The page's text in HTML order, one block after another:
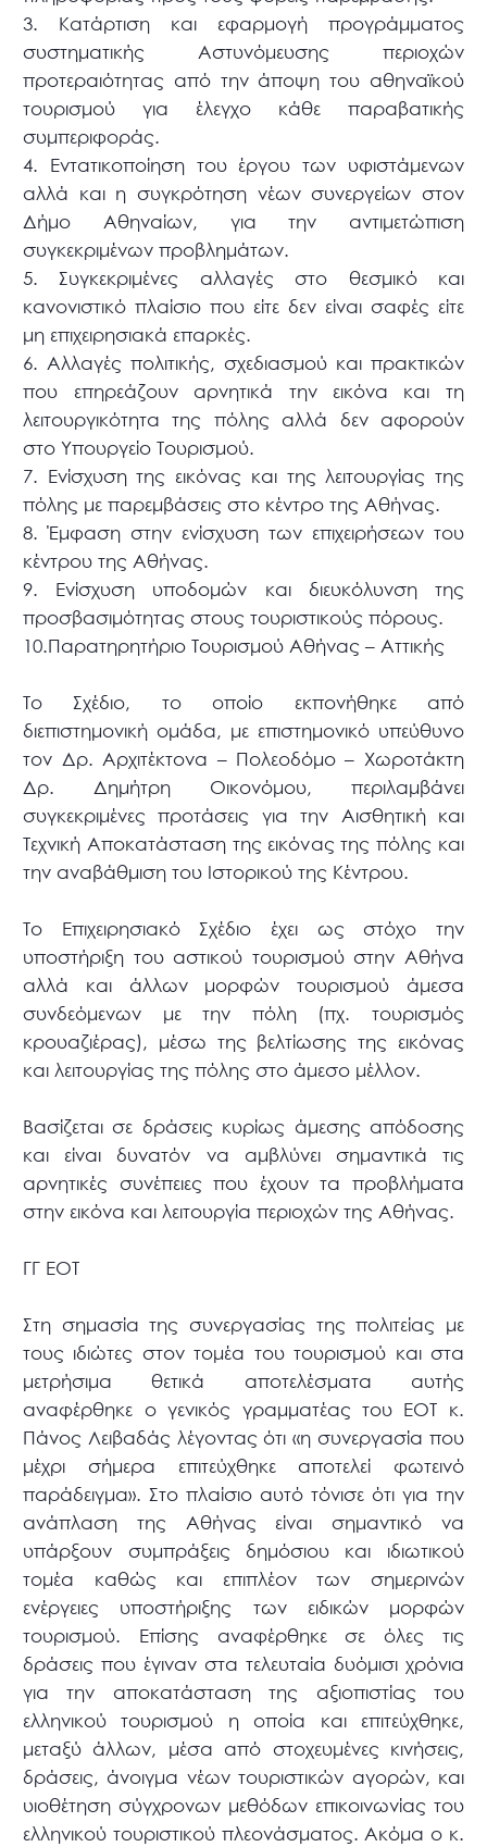
3. Κατάρτιση και εφαρμογή προγράμματος
συστηματικής Αστυνόμευσης περιοχών
προτεραιότητας από την άποψη του αθηναϊκού
τουρισμού για έλεγχο κάθε παραβατικής
συμπεριφοράς.
4. Εντατικοποίηση του έργου των υφιστάμενων
αλλά και η συγκρότηση νέων συνεργείων στον
Δήμο Αθηναίων, για την αντιμετώπιση
συγκεκριμένων προβλημάτων.
5. Συγκεκριμένες αλλαγές στο θεσμικό και
κανονιστικό πλαίσιο που είτε δεν είναι σαφές είτε
μη επιχειρησιακά επαρκές.
6. Αλλαγές πολιτικής, σχεδιασμού και πρακτικών
που επηρεάζουν αρνητικά την εικόνα και τη
λειτουργικότητα της πόλης αλλά δεν αφορούν
στο Υπουργείο Τουρισμού.
7. Ενίσχυση της εικόνας και της λειτουργίας της
πόλης με παρεμβάσεις στο κέντρο της Αθήνας.
8. Έμφαση στην ενίσχυση των επιχειρήσεων του
κέντρου της Αθήνας.
9. Ενίσχυση υποδομών και διευκόλυνση της
προσβασιμότητας στους τουριστικούς πόρους.
10.Παρατηρητήριο Τουρισμού Αθήνας – Αττικής
Το Σχέδιο, το οποίο εκπονήθηκε από
διεπιστημονική ομάδα, με επιστημονικό υπεύθυνο
τον Δρ. Αρχιτέκτονα – Πολεοδόμο – Χωροτάκτη
Δρ. Δημήτρη Οικονόμου, περιλαμβάνει
συγκεκριμένες προτάσεις για την Αισθητική και
Τεχνική Αποκατάσταση της εικόνας της πόλης και
την αναβάθμιση του Ιστορικού της Κέντρου.
Το Επιχειρησιακό Σχέδιο έχει ως στόχο την
υποστήριξη του αστικού τουρισμού στην Αθήνα
αλλά και άλλων μορφών τουρισμού άμεσα
συνδεόμενων με την πόλη (πχ. τουρισμός
κρουαζιέρας), μέσω της βελτίωσης της εικόνας
και λειτουργίας της πόλης στο άμεσο μέλλον.
Βασίζεται σε δράσεις κυρίως άμεσης απόδοσης
και είναι δυνατόν να αμβλύνει σημαντικά τις
αρνητικές συνέπειες που έχουν τα προβλήματα
στην εικόνα και λειτουργία περιοχών της Αθήνας.
ΓΓ ΕΟΤ
Στη σημασία της συνεργασίας της πολιτείας με
τους ιδιώτες στον τομέα του τουρισμού και στα
μετρήσιμα θετικά αποτελέσματα αυτής
αναφέρθηκε ο γενικός γραμματέας του ΕΟΤ κ.
Πάνος Λειβαδάς λέγοντας ότι «η συνεργασία που
μέχρι σήμερα επιτεύχθηκε αποτελεί φωτεινό
παράδειγμα». Στο πλαίσιο αυτό τόνισε ότι για την
ανάπλαση της Αθήνας είναι σημαντικό να
υπάρξουν συμπράξεις δημόσιου και ιδιωτικού
τομέα καθώς και επιπλέον των σημερινών
ενέργειες υποστήριξης των ειδικών μορφών
τουρισμού. Επίσης αναφέρθηκε σε όλες τις
δράσεις που έγιναν στα τελευταία δυόμισι χρόνια
για την αποκατάσταση της αξιοπιστίας του
ελληνικού τουρισμού η οποία και επιτεύχθηκε,
μεταξύ άλλων, μέσα από στοχευμένες κινήσεις,
δράσεις, άνοιγμα νέων τουριστικών αγορών, και
υιοθέτηση σύγχρονων μεθόδων επικοινωνίας του
ελληνικού τουριστικού πλεονάσματος. Ακόμα ο κ.